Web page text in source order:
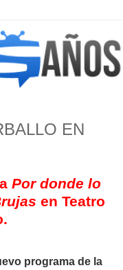
EN
Por donde lo
en Teatro
programa de la